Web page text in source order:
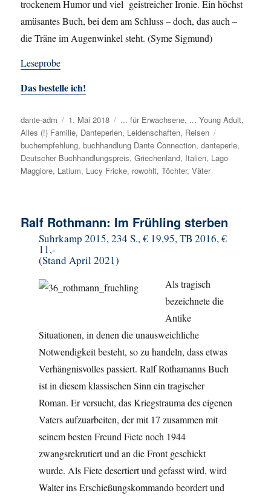
trockenem Humor und viel geistreicher Ironie. Ein höchst
amüsantes Buch, bei dem am Schluss – doch, das auch –
die Träne im Augenwinkel steht. (Syme Sigmund)
Leseprobe
Das bestelle ich!
Autor
dante-adm
Veröffentlicht
am
1. Mai 2018 Kategorien
... für Erwachsene, ... Young Adult,
Alles (!) Familie, Danteperlen, Leidenschaften, Reisen
buchempfehlung,buchhandlung Dante Connection,danteperle,
Deutscher Buchhandlungspreis,Griechenland, Italien, Lago
Maggiore, Latium, Lucy Fricke, rowohlt,Töchter,Väter
Ralf Rothmann: Im Frühling sterben
Suhrkamp 2015, 234 S., € 19,95, TB 2016, €
11,-
(Stand April 2021)
Als tragisch
bezeichnete die
Antike
Situationen, in denen die unausweichliche
Notwendigkeit besteht, so zu handeln, dass etwas
Verhängnisvolles passiert. Ralf Rothamanns Buch
ist in diesem klassischen Sinn ein tragischer
Roman. Er versucht, das Kriegstrauma des eigenen
Vaters aufzuarbeiten, der mit 17 zusammen mit
seinem besten Freund Fiete noch 1944
zwangsrekrutiert und an die Front geschickt
wurde. Als Fiete desertiert und gefasst wird, wird
Walter ins Erschießungskommando beordert und